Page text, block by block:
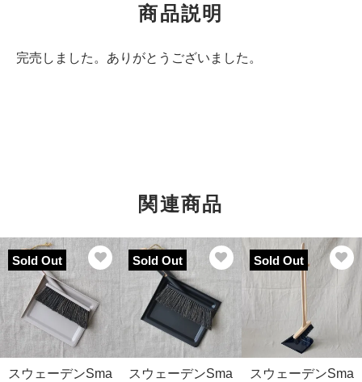
商品説明
完売しました。ありがとうございました。
関連商品
Sold Out
スウェーデンSma
Sold Out
スウェーデンSma
Sold Out
スウェーデンSma